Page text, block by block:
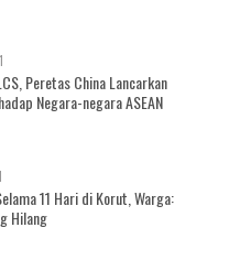
Peretas China Lancarkan
Negara-negara ASEAN
11 Hari di Korut, Warga:
Hilang